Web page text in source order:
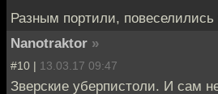
Разным портили, повеселились
Nanotraktor »
#10 | 13.03.17 09:47
Зверские уберпистоли. И сам